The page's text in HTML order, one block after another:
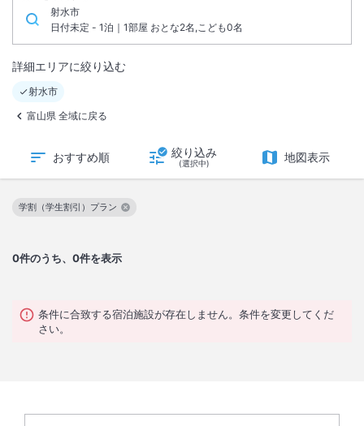
射水市
日付未定 - 1泊｜1部屋 おとな2名,こども0名
詳細エリアに絞り込む
射水市
富山県 全域に戻る
おすすめ順 絞り込み
(選択中) 地図表示
0件のうち、0件を表示
学割（学生割引）プラン
この絞り込み条件を解除
条件に合致する宿泊施設が存在しません。条件を変更してくだ
さい。